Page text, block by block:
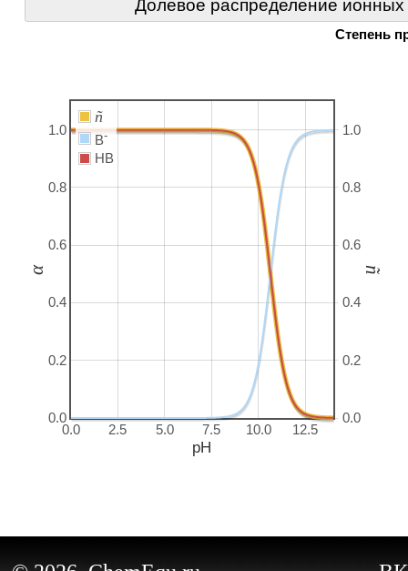
Долевое распределение
Степень
0.0 2.5 5.0 7.5 10.0 12.5
0.0
0.2
0.4
0.6
0.8
1.0
0.0
0.2
0.4
0.6
0.8
1.0
ñ
B-
HB
pH
α ñ